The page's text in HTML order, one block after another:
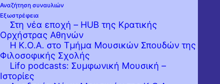
Αναζήτηση συναυλιών
Εξωστρέφεια
Στη νέα εποχή – HUB της Κρατικής
Ορχήστρας Αθηνών
Η Κ.Ο.Α. στο Τμήμα Μουσικών Σπουδών της
Φιλοσοφικής Σχολής
Lifo podcasts: Συμφωνική Μουσική –
Ιστορίες
Λόγοι ανωτέρας βίας υποχρεώνουν την
διεθνώς καταξιωμένη βιολονίστα Αρετή